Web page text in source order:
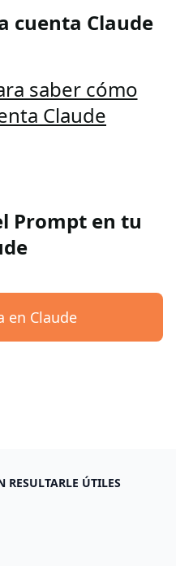
cuenta Claude
saber cómo
Claude
Prompt en tu
en Claude
RESULTARLE ÚTILES